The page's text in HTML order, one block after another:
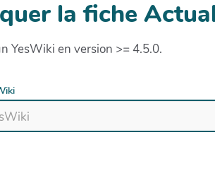
la fiche
YesWiki en version >= 4.5.0.